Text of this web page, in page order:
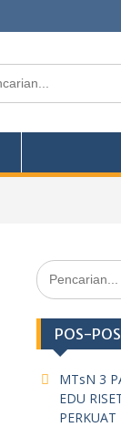
Search
for:
POS-
MTsN 3
EDU